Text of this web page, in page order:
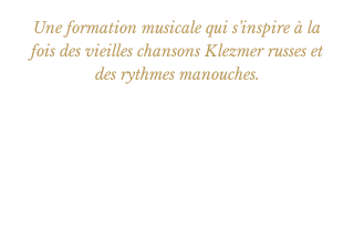
Une formation musicale qui s’inspire à la
fois des vieilles chansons Klezmer russes et
des rythmes manouches.